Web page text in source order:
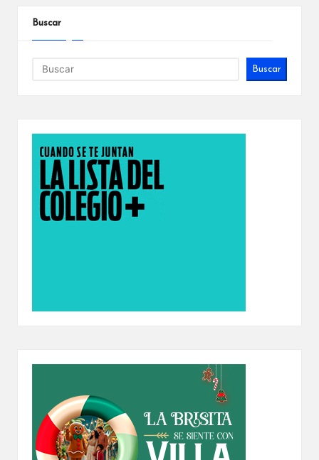
Buscar
Buscar